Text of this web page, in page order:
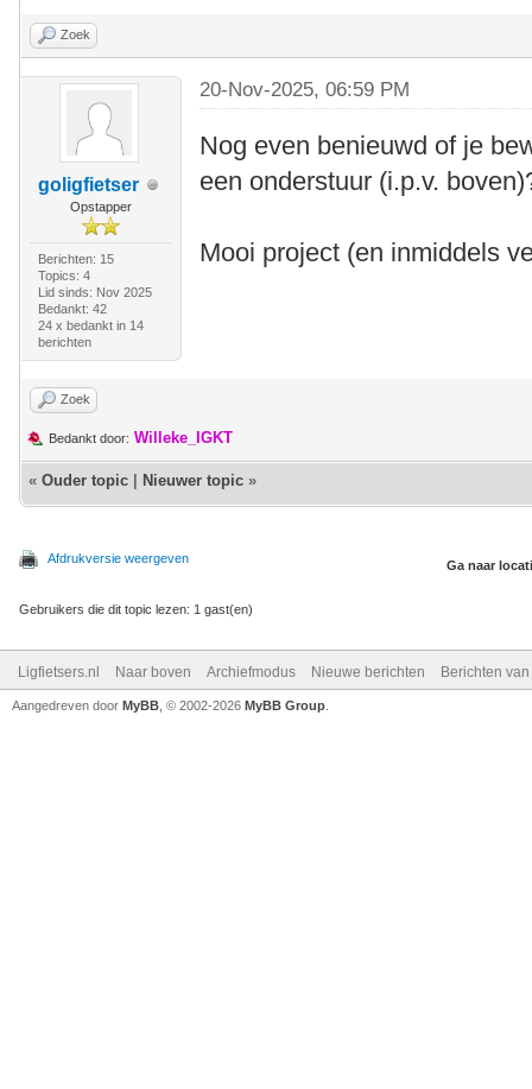
Zoek
goligfietser
Opstapper
Berichten: 15
Topics: 4
Lid sinds: Nov 2025
Bedankt: 42
24 x bedankt in 14
berichten
20-Nov-2025, 06:59 PM
Nog even benieuwd of je
een onderstuur (i.p.v.
Mooi project (en inmiddels
Zoek
Bedankt door: Willeke_IGKT
« Ouder topic Nieuwer topic »
Afdrukversie weergeven Ga naar
Gebruikers die dit topic lezen: 1 gast(en)
Ligfietsers.nl Naar boven Archiefmodus Nieuwe berichten Berichten
Aangedreven door MyBB , © 2002-2026 MyBB Group